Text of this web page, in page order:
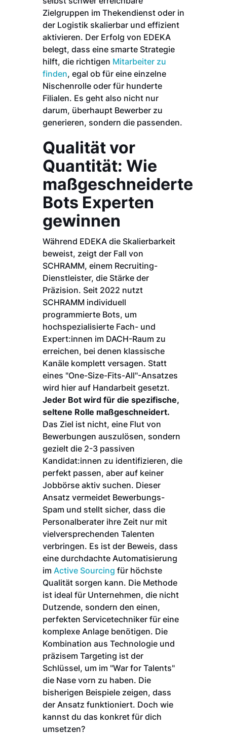
Zielgruppen im Thekendienst oder in
der Logistik skalierbar und effizient
aktivieren. Der Erfolg von EDEKA
belegt, dass eine smarte Strategie
hilft, die richtigen Mitarbeiter zu
finden, egal ob für eine einzelne
Nischenrolle oder für hunderte
Filialen. Es geht also nicht nur
darum, überhaupt Bewerber zu
generieren, sondern die passenden.
Qualität vor
Quantität: Wie
maßgeschneiderte
Bots Experten
gewinnen
Während EDEKA die Skalierbarkeit
beweist, zeigt der Fall von
SCHRAMM, einem Recruiting-
Dienstleister, die Stärke der
Präzision. Seit 2022 nutzt
SCHRAMM individuell
programmierte Bots, um
hochspezialisierte Fach- und
Expert:innen im DACH-Raum zu
erreichen, bei denen klassische
Kanäle komplett versagen. Statt
eines "One-Size-Fits-All"-Ansatzes
wird hier auf Handarbeit gesetzt.
Jeder Bot wird für die spezifische,
seltene Rolle maßgeschneidert.
Das Ziel ist nicht, eine Flut von
Bewerbungen auszulösen, sondern
gezielt die 2-3 passiven
Kandidat:innen zu identifizieren, die
perfekt passen, aber auf keiner
Jobbörse aktiv suchen. Dieser
Ansatz vermeidet Bewerbungs-
Spam und stellt sicher, dass die
Personalberater ihre Zeit nur mit
vielversprechenden Talenten
verbringen. Es ist der Beweis, dass
eine durchdachte Automatisierung
im Active Sourcing für höchste
Qualität sorgen kann. Die Methode
ist ideal für Unternehmen, die nicht
Dutzende, sondern den einen,
perfekten Servicetechniker für eine
komplexe Anlage benötigen. Die
Kombination aus Technologie und
präzisem Targeting ist der
Schlüssel, um im "War for Talents"
die Nase vorn zu haben. Die
bisherigen Beispiele zeigen, dass
der Ansatz funktioniert. Doch wie
kannst du das konkret für dich
umsetzen?